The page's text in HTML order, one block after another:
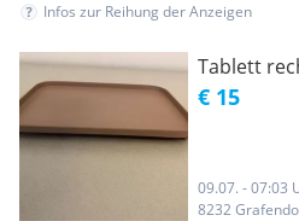
Infos zur Reihung der Anzeigen
Tablett
€ 15
09.07. - 07:03
8232